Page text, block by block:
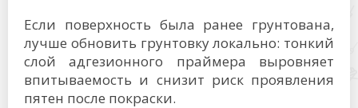
Если поверхность была ранее грунтована,
лучше обновить грунтовку локально: тонкий
слой адгезионного праймера выровняет
впитываемость и снизит риск проявления
пятен после покраски.